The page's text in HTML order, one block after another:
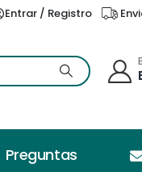
Entrar / Registro
Preguntas